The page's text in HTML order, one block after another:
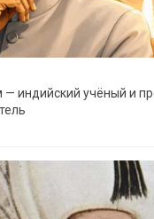
индийский учёный и